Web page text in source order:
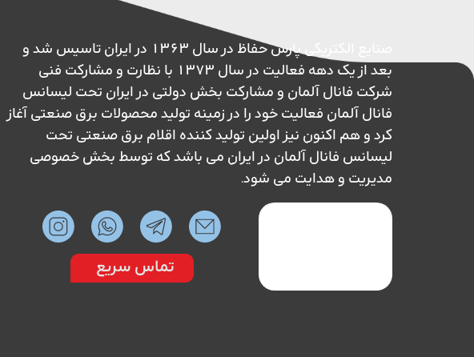
صنایع الکتریکی پارس حفاظ در سال 1363 در ایران تاسیس شد و
بعد از یک دهه فعالیت در سال 1373 با نظارت و مشارکت فنی
شرکت فانال آلمان و مشارکت بخش دولتی در ایران تحت لیسانس
فانال آلمان فعالیت خود را در زمینه تولید محصولات برق صنعتی آغاز
کرد و هم اکنون نیز اولین تولید کننده اقلام برق صنعتی تحت
لیسانس فانال آلمان در ایران می باشد که توسط بخش خصوصی
مدیریت و هدایت می شود.
تماس سریع